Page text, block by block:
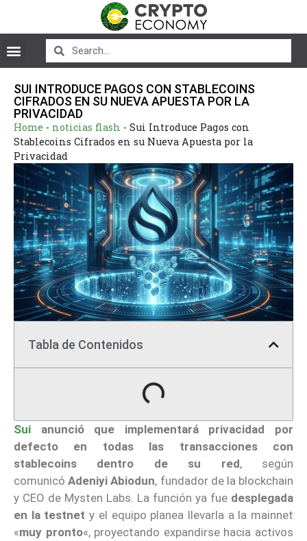
SUI INTRODUCE PAGOS CON STABLECOINS
CIFRADOS EN SU NUEVA APUESTA POR LA
PRIVACIDAD
Home - noticias flash - Sui Introduce Pagos con
Stablecoins Cifrados en su Nueva Apuesta por la
Privacidad
Tabla de Contenidos
Sui
anunció que implementará privacidad por
defecto en todas las transacciones con
stablecoins dentro de su red, según
comunicóAdeniyi Abiodun, fundador de la blockchain
y CEO de Mysten Labs. La función ya fue desplegada
en la testnet y el equipo planea llevarla a la mainnet
«muy pronto«, proyectando expandirse hacia activos